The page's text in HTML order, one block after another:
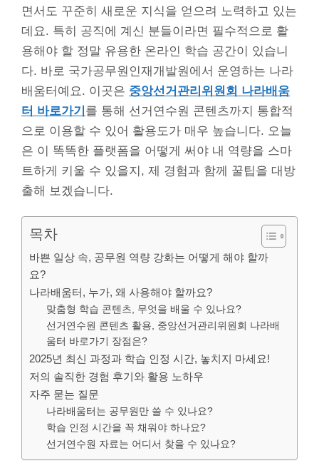
면서도 꾸준히 새로운 지식을 얻으려 노력하고 있는
데요. 특히 공직에 계신 분들이라면 필수적으로 활
용해야 할 정말 유용한 온라인 학습 공간이 있습니
다. 바로 국가공무원인재개발원에서 운영하는 나라
배움터예요. 이곳은 중앙선거관리위원회 나라배움
터 바로가기 를 통해 선거연수원 콘텐츠까지 통합적
으로 이용할 수 있어 활용도가 매우 높습니다. 오늘
은 이 똑똑한 플랫폼을 어떻게 써야 내 역량을 스마
트하게 키울 수 있을지, 제 경험과 함께 꿀팁을 대방
출해 보겠습니다.
목차
바쁜 일상 속, 공무원 역량 강화는 어떻게 해야 할까
요?
나라배움터, 누가, 왜 사용해야 할까요?
맞춤형 학습 콘텐츠, 무엇을 배울 수 있나요?
선거연수원 콘텐츠 활용, 중앙선거관리위원회 나라배
움터 바로가기 장점은?
2025년 최신 과정과 학습 인정 시간, 놓치지 마세요!
저의 솔직한 경험 후기와 활용 노하우
자주 묻는 질문
나라배움터는 공무원만 쓸 수 있나요?
학습 인정 시간을 꼭 채워야 하나요?
선거연수원 자료는 어디서 찾을 수 있나요?